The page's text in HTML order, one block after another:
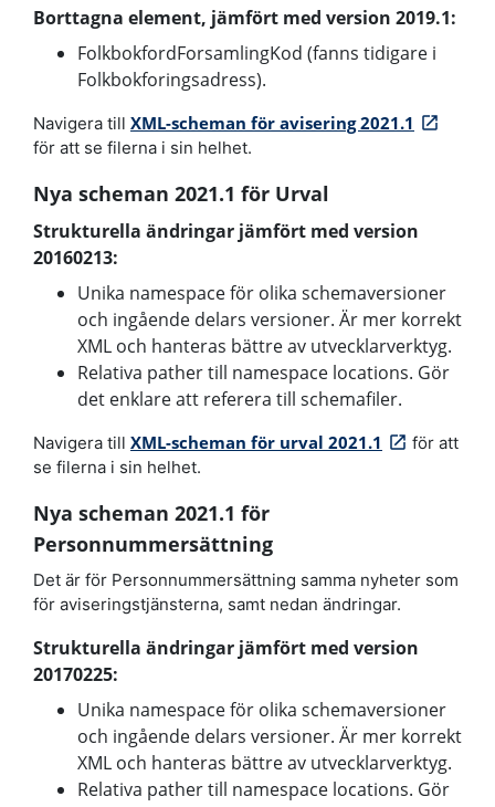
Borttagna element, jämfört med version 2019.1:
FolkbokfordForsamlingKod (fanns tidigare i
Folkbokforingsadress).
Navigera till XML-scheman för avisering 2021.1
för att se filerna i sin helhet.
Nya scheman 2021.1 för Urval
Strukturella ändringar jämfört med version
20160213:
Unika namespace för olika schemaversioner
och ingående delars versioner. Är mer korrekt
XML och hanteras bättre av utvecklarverktyg.
Relativa pather till namespace locations. Gör
det enklare att referera till schemafiler.
Navigera till XML-scheman för urval 2021.1
för att
se filerna i sin helhet.
Nya scheman 2021.1 för
Personnummersättning
Det är för Personnummersättning samma nyheter som
för aviseringstjänsterna, samt nedan ändringar.
Strukturella ändringar jämfört med version
20170225:
Unika namespace för olika schemaversioner
och ingående delars versioner. Är mer korrekt
XML och hanteras bättre av utvecklarverktyg.
Relativa pather till namespace locations. Gör